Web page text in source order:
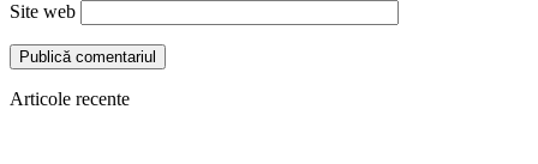
Site web
Articole recente